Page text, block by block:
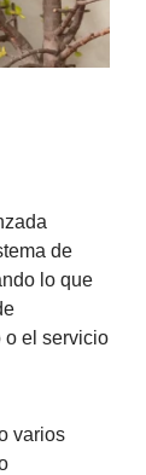
de
lo que
o el servicio
varios